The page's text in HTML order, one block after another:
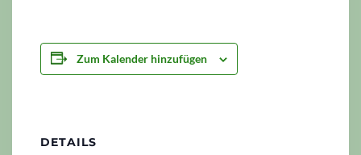
Zum Kalender hinzufügen
DETAILS